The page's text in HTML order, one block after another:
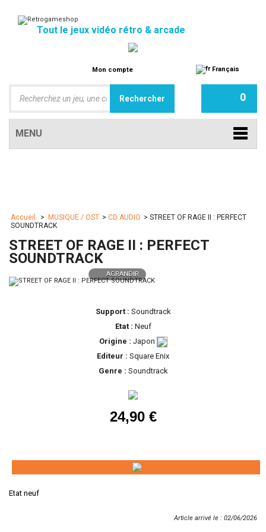
Tout le jeux vidéo rétro & arcade
Mon compte Français
0
MENU
Accueil > MUSIQUE / OST > CD AUDIO > STREET OF RAGE II : PERFECT
SOUNDTRACK
STREET OF RAGE II : PERFECT
SOUNDTRACK
AGRANDIR
Support : Soundtrack
Etat : Neuf
Origine : Japon
Editeur : Square Enix
Genre : Soundtrack
24,90 €
Etat neuf
Article arrivé le : 02/06/2026